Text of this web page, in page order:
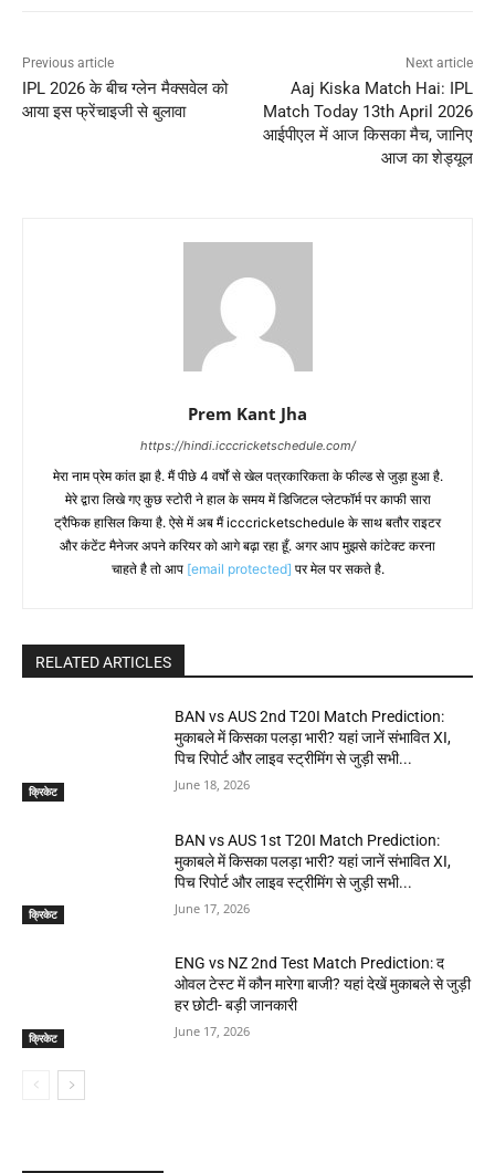
Previous article
IPL 2026 के बीच ग्लेन मैक्सवेल को
आया इस फ्रेंचाइजी से बुलावा
Next article
Aaj Kiska Match Hai: IPL
Match Today 13th April 2026
आईपीएल में आज किसका मैच, जानिए
आज का शेड्यूल
Prem Kant Jha
https://hindi.icccricketschedule.com/
मेरा नाम प्रेम कांत झा है. मैं पीछे 4 वर्षों से खेल पत्रकारिकता के फील्ड से जुड़ा हुआ है.
मेरे द्वारा लिखे गए कुछ स्टोरी ने हाल के समय में डिजिटल प्लेटफॉर्म पर काफी सारा
ट्रैफिक हासिल किया है. ऐसे में अब मैं icccricketschedule के साथ बतौर राइटर
और कंटेंट मैनेजर अपने करियर को आगे बढ़ा रहा हूँ. अगर आप मुझसे कांटेक्ट करना
चाहते है तो आप [email protected] पर मेल पर सकते है.
RELATED ARTICLES
क्रिकेट
BAN vs AUS 2nd T20I Match Prediction:
मुकाबले में किसका पलड़ा भारी? यहां जानें संभावित XI,
पिच रिपोर्ट और लाइव स्ट्रीमिंग से जुड़ी सभी...
June 18, 2026
क्रिकेट
BAN vs AUS 1st T20I Match Prediction:
मुकाबले में किसका पलड़ा भारी? यहां जानें संभावित XI,
पिच रिपोर्ट और लाइव स्ट्रीमिंग से जुड़ी सभी...
June 17, 2026
क्रिकेट
ENG vs NZ 2nd Test Match Prediction: द
ओवल टेस्ट में कौन मारेगा बाजी? यहां देखें मुकाबले से जुड़ी
हर छोटी- बड़ी जानकारी
June 17, 2026